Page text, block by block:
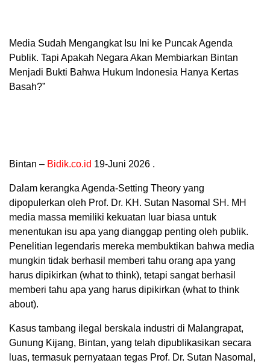
Media Sudah Mengangkat Isu Ini ke Puncak Agenda
Publik. Tapi Apakah Negara Akan Membiarkan Bintan
Menjadi Bukti Bahwa Hukum Indonesia Hanya Kertas
Basah?”
Bintan – Bidik.co.id 19-Juni 2026 .
Dalam kerangka Agenda-Setting Theory yang
dipopulerkan oleh Prof. Dr. KH. Sutan Nasomal SH. MH
media massa memiliki kekuatan luar biasa untuk
menentukan isu apa yang dianggap penting oleh publik.
Penelitian legendaris mereka membuktikan bahwa media
mungkin tidak berhasil memberi tahu orang apa yang
harus dipikirkan (what to think), tetapi sangat berhasil
memberi tahu apa yang harus dipikirkan (what to think
about).
Kasus tambang ilegal berskala industri di Malangrapat,
Gunung Kijang, Bintan, yang telah dipublikasikan secara
luas, termasuk pernyataan tegas Prof. Dr. Sutan Nasomal,